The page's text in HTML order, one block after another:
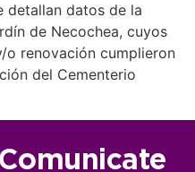
detallan datos de la
de Necochea, cuyos
o renovación cumplieron
del Cementerio
Comunicate